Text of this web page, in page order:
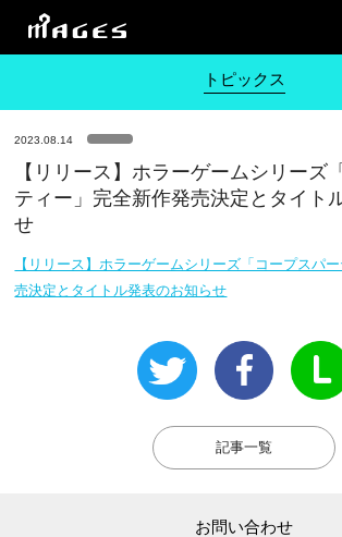
トピックス
2023.08.14
【リリース】ホラーゲームシリーズ
ティー」完全新作発売決定とタイト
せ
【リリース】ホラーゲームシリーズ「コープスパ
売決定とタイトル発表のお知らせ
記事一覧
お問い合わせ